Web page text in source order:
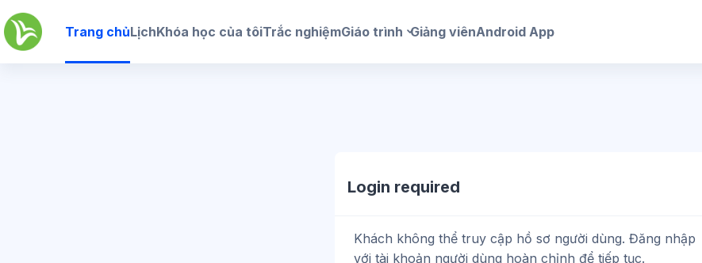
Chuyển tới nội dung chính
Trang chủLịchKhóa học của tôiTrắc nghiệmGiáo trình Giảng viênAndroid App
Login required
Khách không thể truy cập hồ sơ người dùng. Đăng nhập
với tài khoản người dùng hoàn chỉnh để tiếp tục.